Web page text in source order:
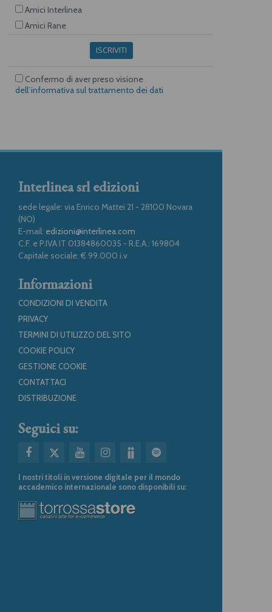
Amici Interlinea
Amici Rane
ISCRIVITI
Confermo di aver preso visione
dell’informativa sul trattamento dei dati
Interlinea srl edizioni
sede legale: via Enrico Mattei 21 - 28100 Novara
(NO)
E-mail: edizioni@interlinea.com
C.F. e P.IVA IT 01384860035 - R.E.A.: 169804
Capitale sociale: € 99.000 i.v
Informazioni
CONDIZIONI DI VENDITA
PRIVACY
TERMINI DI UTILIZZO DEL SITO
COOKIE POLICY
GESTIONE COOKIE
CONTATTACI
DISTRIBUZIONE
Seguici su:
I nostri titoli in versione digitale per il mondo
accademico internazionale sono disponibili su: